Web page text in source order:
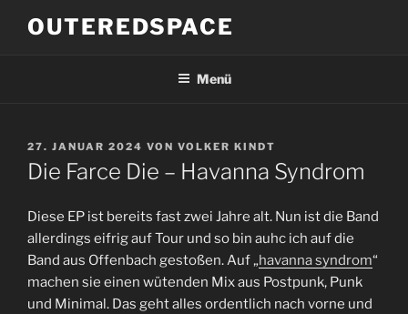
InhaltOUTEREDSPACE
Menü
VERÖFFENTLICHT
AM
27. JANUAR 2024 VON VOLKER KINDT
Die Farce Die – Havanna Syndrom
Diese EP ist bereits fast zwei Jahre alt. Nun ist die Band
allerdings eifrig auf Tour und so bin auhc ich auf die
Band aus Offenbach gestoßen. Auf „havanna syndrom“
machen sie einen wütenden Mix aus Postpunk, Punk
und Minimal. Das geht alles ordentlich nach vorne und